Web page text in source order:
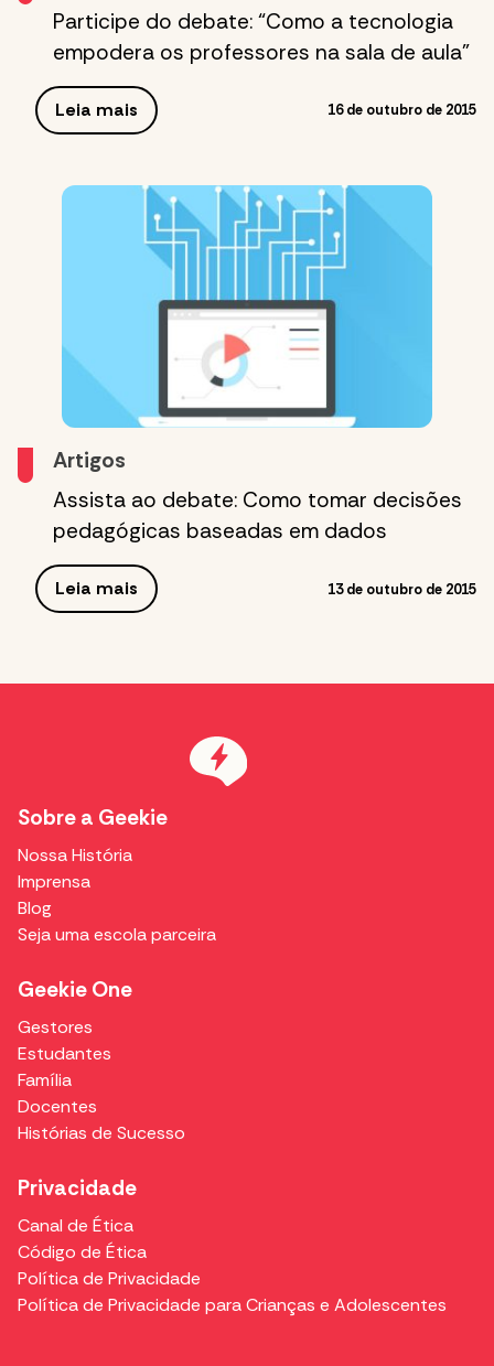
Participe do debate: “Como a tecnologia
empodera os professores na sala de aula”
Leia mais 16 de outubro de 2015
Artigos
Assista ao debate: Como tomar decisões
pedagógicas baseadas em dados
Leia mais 13 de outubro de 2015
Sobre a Geekie
Nossa História
Imprensa
Blog
Seja uma escola parceira
Geekie One
Gestores
Estudantes
Família
Docentes
Histórias de Sucesso
Privacidade
Canal de Ética
Código de Ética
Política de Privacidade
Política de Privacidade para Crianças e Adolescentes